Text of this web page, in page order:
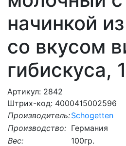
начинкой
со вкусом
гибискуса,
Артикул: 2842
Штрих-код: 4000415002596
Производитель:Schogetten
Производство: Германия
Вес:
100гр.